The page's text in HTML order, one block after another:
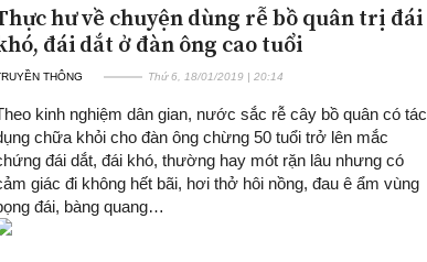
hư về chuyện dùng rễ bồ quân trị đái
đái dắt ở đàn ông cao tuổi
THÔNG Thứ 6, 18/01/2019 | 20:14
kinh nghiệm dân gian, nước sắc rễ cây bồ quân có tác
chữa khỏi cho đàn ông chừng 50 tuổi trở lên mắc
đái dắt, đái khó, thường hay mót rặn lâu nhưng có
giác đi không hết bãi, hơi thở hôi nồng, đau ê ẩm vùng
đái, bàng quang…